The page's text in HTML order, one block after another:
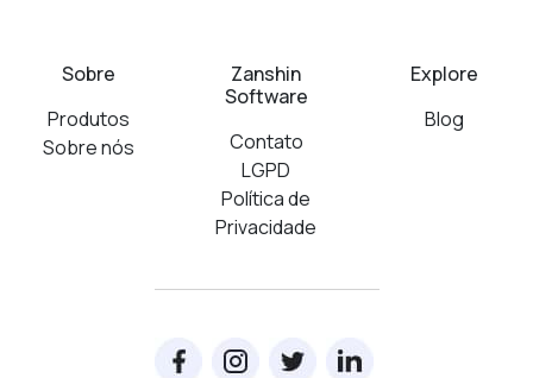
Sobre
Produtos
Sobre nós
Zanshin
Software
Contato
LGPD
Política de
Privacidade
Explore
Blog